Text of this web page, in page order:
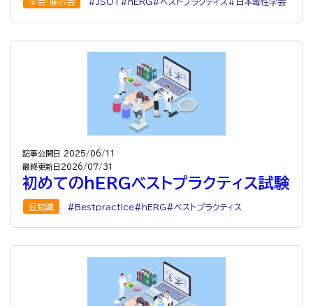
記事公開日
2025/06/11
最終更新日 2026/07/31
初めてのhERGベストプラクティス試験
豆知識 Bestpractice hERG ベストプラクティス